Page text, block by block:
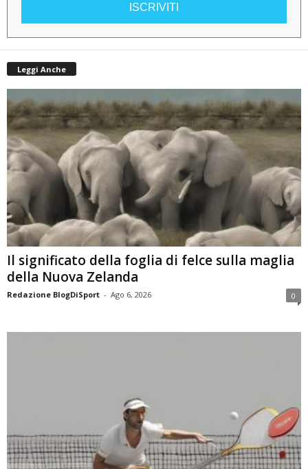
ISCRIVITI
Leggi Anche
Il significato della foglia di felce sulla maglia
della Nuova Zelanda
Redazione BlogDiSport - Ago 6, 2026 0